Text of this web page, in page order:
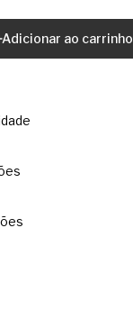
Adicionar ao carrinho